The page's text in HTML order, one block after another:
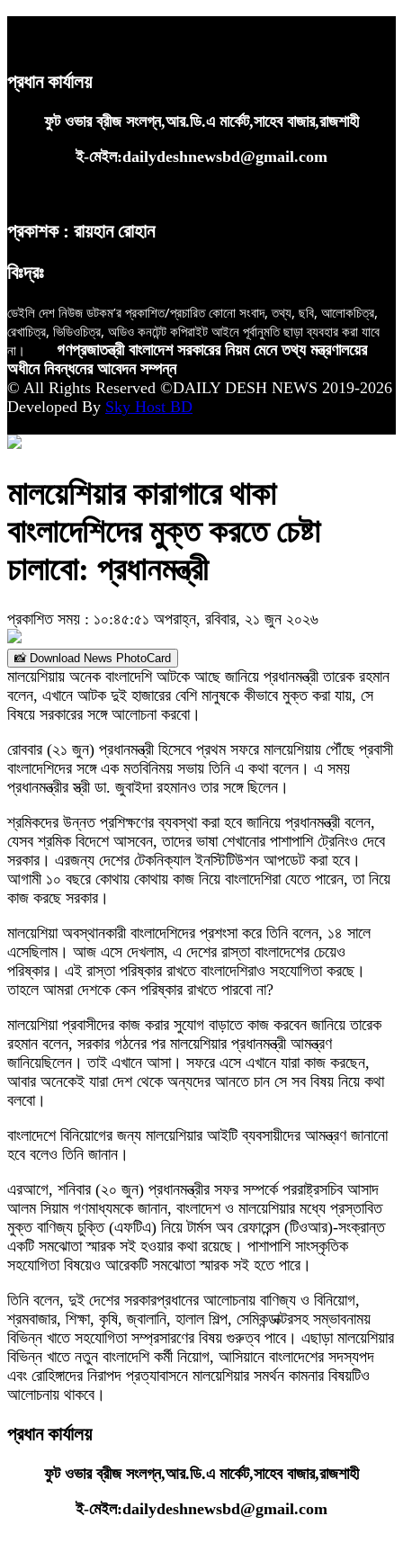
প্রধান কার্যালয়
ফুট ওভার ব্রীজ সংলগ্ন,আর.ডি.এ মার্কেট,সাহেব বাজার,রাজশাহী
ই-মেইল:dailydeshnewsbd@gmail.com
প্রকাশক : রায়হান রোহান
বিঃদ্রঃ
ডেইলি দেশ নিউজ ডটকম’র প্রকাশিত/প্রচারিত কোনো সংবাদ, তথ্য, ছবি, আলোকচিত্র,
রেখাচিত্র, ভিডিওচিত্র, অডিও কনটেন্ট কপিরাইট আইনে পূর্বানুমতি ছাড়া ব্যবহার করা যাবে
না।
গণপ্রজাতন্ত্রী বাংলাদেশ সরকারের নিয়ম মেনে তথ্য মন্ত্রণালয়ের
অধীনে নিবন্ধনের আবেদন সম্পন্ন
© All Rights Reserved ©DAILY DESH NEWS 2019-2026
Developed By Sky Host BD
মালয়েশিয়ার কারাগারে থাকা
বাংলাদেশিদের মুক্ত করতে চেষ্টা
চালাবো: প্রধানমন্ত্রী
প্রকাশিত সময় : ১০:৪৫:৫১ অপরাহ্ন, রবিবার, ২১ জুন ২০২৬
📸 Download News PhotoCard
মালয়েশিয়ায় অনেক বাংলাদেশি আটকে আছে জানিয়ে প্রধানমন্ত্রী তারেক রহমান
বলেন, এখানে আটক দুই হাজারের বেশি মানুষকে কীভাবে মুক্ত করা যায়, সে
বিষয়ে সরকারের সঙ্গে আলোচনা করবো।
রোববার (২১ জুন) প্রধানমন্ত্রী হিসেবে প্রথম সফরে মালয়েশিয়ায় পৌঁছে প্রবাসী
বাংলাদেশিদের সঙ্গে এক মতবিনিময় সভায় তিনি এ কথা বলেন। এ সময়
প্রধানমন্ত্রীর স্ত্রী ডা. জুবাইদা রহমানও তার সঙ্গে ছিলেন।
শ্রমিকদের উন্নত প্রশিক্ষণের ব্যবস্থা করা হবে জানিয়ে প্রধানমন্ত্রী বলেন,
যেসব শ্রমিক বিদেশে আসবেন, তাদের ভাষা শেখানোর পাশাপাশি ট্রেনিংও দেবে
সরকার। এরজন্য দেশের টেকনিক্যাল ইনস্টিটিউশন আপডেট করা হবে।
আগামী ১০ বছরে কোথায় কোথায় কাজ নিয়ে বাংলাদেশিরা যেতে পারেন, তা নিয়ে
কাজ করছে সরকার।
মালয়েশিয়া অবস্থানকারী বাংলাদেশিদের প্রশংসা করে তিনি বলেন, ১৪ সালে
এসেছিলাম। আজ এসে দেখলাম, এ দেশের রাস্তা বাংলাদেশের চেয়েও
পরিষ্কার। এই রাস্তা পরিষ্কার রাখতে বাংলাদেশিরাও সহযোগিতা করছে।
তাহলে আমরা দেশকে কেন পরিষ্কার রাখতে পারবো না?
মালয়েশিয়া প্রবাসীদের কাজ করার সুযোগ বাড়াতে কাজ করবেন জানিয়ে তারেক
রহমান বলেন, সরকার গঠনের পর মালয়েশিয়ার প্রধানমন্ত্রী আমন্ত্রণ
জানিয়েছিলেন। তাই এখানে আসা। সফরে এসে এখানে যারা কাজ করছেন,
আবার অনেকেই যারা দেশ থেকে অন্যদের আনতে চান সে সব বিষয় নিয়ে কথা
বলবো।
বাংলাদেশে বিনিয়োগের জন্য মালয়েশিয়ার আইটি ব্যবসায়ীদের আমন্ত্রণ জানানো
হবে বলেও তিনি জানান।
এরআগে, শনিবার (২০ জুন) প্রধানমন্ত্রীর সফর সম্পর্কে পররাষ্ট্রসচিব আসাদ
আলম সিয়াম গণমাধ্যমকে জানান, বাংলাদেশ ও মালয়েশিয়ার মধ্যে প্রস্তাবিত
মুক্ত বাণিজ্য চুক্তি (এফটিএ) নিয়ে টার্মস অব রেফারেন্স (টিওআর)-সংক্রান্ত
একটি সমঝোতা স্মারক সই হওয়ার কথা রয়েছে। পাশাপাশি সাংস্কৃতিক
সহযোগিতা বিষয়েও আরেকটি সমঝোতা স্মারক সই হতে পারে।
তিনি বলেন, দুই দেশের সরকারপ্রধানের আলোচনায় বাণিজ্য ও বিনিয়োগ,
শ্রমবাজার, শিক্ষা, কৃষি, জ্বালানি, হালাল শিল্প, সেমিকন্ডাক্টরসহ সম্ভাবনাময়
বিভিন্ন খাতে সহযোগিতা সম্প্রসারণের বিষয় গুরুত্ব পাবে। এছাড়া মালয়েশিয়ার
বিভিন্ন খাতে নতুন বাংলাদেশি কর্মী নিয়োগ, আসিয়ানে বাংলাদেশের সদস্যপদ
এবং রোহিঙ্গাদের নিরাপদ প্রত্যাবাসনে মালয়েশিয়ার সমর্থন কামনার বিষয়টিও
আলোচনায় থাকবে।
প্রধান কার্যালয়
ফুট ওভার ব্রীজ সংলগ্ন,আর.ডি.এ মার্কেট,সাহেব বাজার,রাজশাহী
ই-মেইল:dailydeshnewsbd@gmail.com